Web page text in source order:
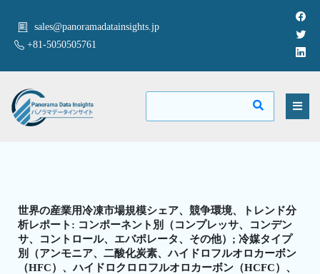
sales@panoramadatainsights.jp
+81-5050505761
世界の産業用冷凍市場規模シェア、競争環境、トレンド分
析レポート: コンポーネント別（コンプレッサ、コンデン
サ、コントロール、エバポレータ、その他）; 冷媒タイプ
別（アンモニア、二酸化炭素、ハイドロフルオロカーボン
（HFC）、ハイドロクロロフルオロカーボン（HCFC）、